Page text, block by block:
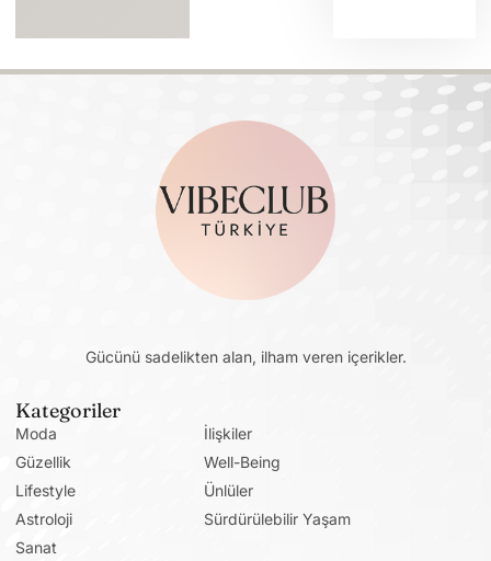
Gücünü sadelikten alan, ilham veren içerikler.
Kategoriler
Moda
Güzellik
Lifestyle
Astroloji
Sanat
İlişkiler
Well-Being
Ünlüler
Sürdürülebilir Yaşam